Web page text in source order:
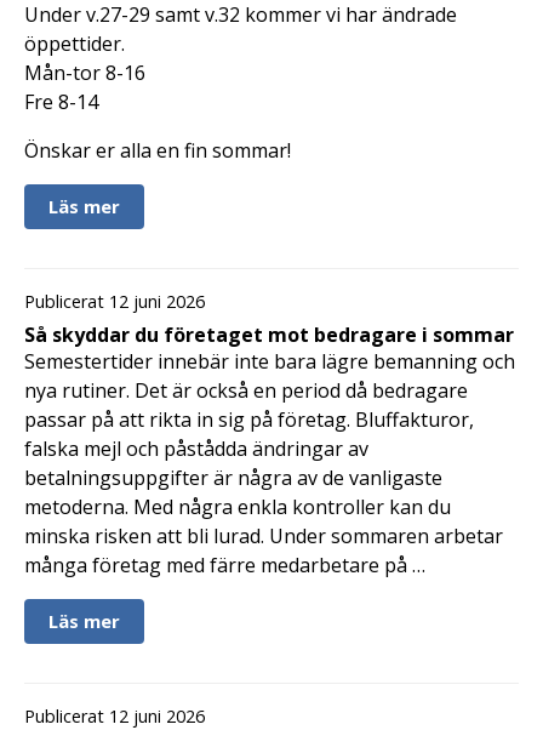
Under v.27-29 samt v.32 kommer vi har ändrade
öppettider.
Mån-tor 8-16
Fre 8-14
Önskar er alla en fin sommar!
Läs mer
Publicerat 12 juni 2026
Så skyddar du företaget mot bedragare i sommar
Semestertider innebär inte bara lägre bemanning och
nya rutiner. Det är också en period då bedragare
passar på att rikta in sig på företag. Bluffakturor,
falska mejl och påstådda ändringar av
betalningsuppgifter är några av de vanligaste
metoderna. Med några enkla kontroller kan du
minska risken att bli lurad. Under sommaren arbetar
många företag med färre medarbetare på …
Läs mer
Publicerat 12 juni 2026